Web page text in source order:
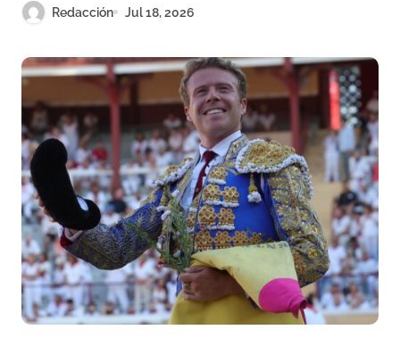
Redacción Jul 18, 2026